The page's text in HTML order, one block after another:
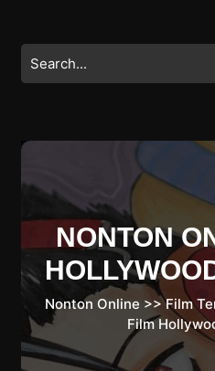
content
Search
for:
NONTON
Nonton Online >>Film
Film